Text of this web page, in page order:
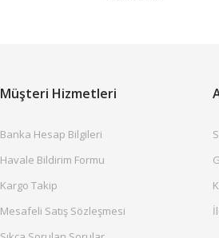
Müşteri Hizmetleri
Banka Hesap Bilgileri
Havale Bildirim Formu
Kargo Takip
Mesafeli Satış Sözleşmesi